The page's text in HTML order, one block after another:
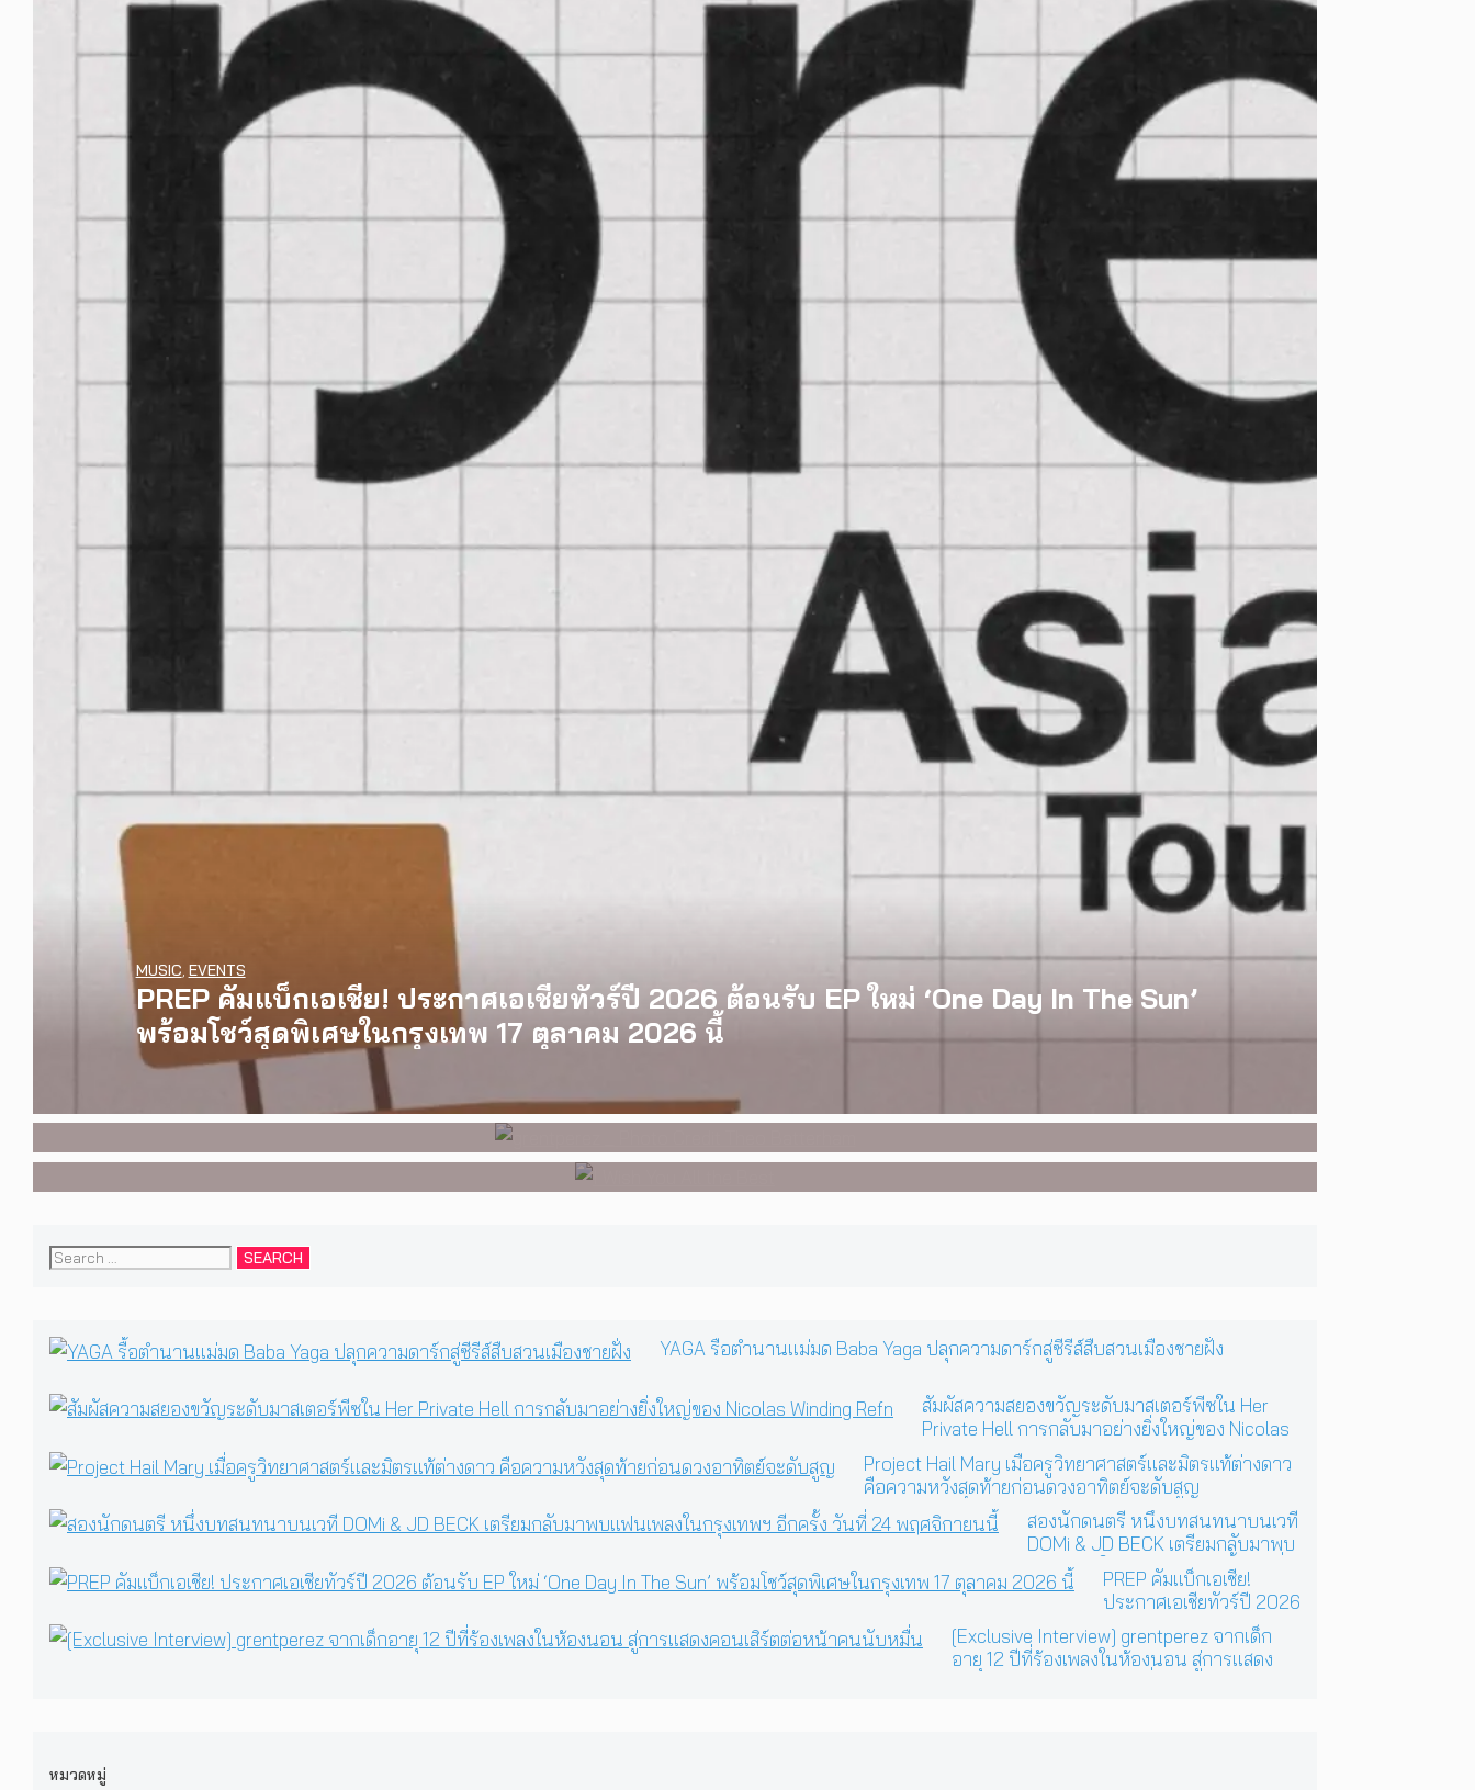
PREP คัมแบ็กเอเชีย! ประกาศเอเชียทัวร์ปี 2026 ต้อนรับ EP ใหม่ ‘One Day In The Sun’
พร้อมโชว์สุดพิเศษในกรุงเทพ 17 ตุลาคม 2026 นี้
MUSIC EVENTS
[Exclusive Interview] grentperez จากเด็กอายุ 12 ปีที่ร้องเพลงในห้องนอน สู่การแสดง
คอนเสิร์ตต่อหน้าคนนับหมื่น
INTERVIEW MUSIC
I Wish You All the Best เรื่องราวของวัยรุ่นนอนไบนารี่ กับครอบครัวที่เขาเลือกได้เอง ผล
งานการกำกับภาพยนตร์เรื่องแรกของ Tommy Dorfman
WATCH,LGBTQIAN+
Search
YAGA รื้อตำนานแม่มด Baba Yaga ปลุกความดาร์กสู่ซีรีส์สืบสวนเมืองชายฝั่ง
สัมผัสความสยองขวัญระดับมาสเตอร์พีซใน Her
Private Hell การกลับมาอย่างยิ่งใหญ่ของ Nicolas
Winding Refn
Project Hail Mary เมื่อครูวิทยาศาสตร์และมิตรแท้ต่างดาว
คือความหวังสุดท้ายก่อนดวงอาทิตย์จะดับสูญ
สองนักดนตรี หนึ่งบทสนทนาบนเวที
DOMi & JD BECK เตรียมกลับมาพบ
แฟนเพลงในกรุงเทพฯ อีกครั้ง วันที่
24 พฤศจิกายนนี้PREP คัมแบ็กเอเชีย!
ประกาศเอเชียทัวร์ปี 2026
ต้อนรับ EP ใหม่ ‘One Day
In The Sun’ พร้อมโชว์สุด
พิเศษในกรุงเทพ 17
[Exclusive Interview] grentperez จากเด็ก
อายุ 12 ปีที่ร้องเพลงในห้องนอน สู่การแสดง
หมวดหมู่